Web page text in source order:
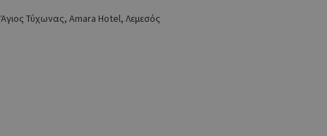
Άγιος Τύχωνας, Amara Hotel, Λεμεσός